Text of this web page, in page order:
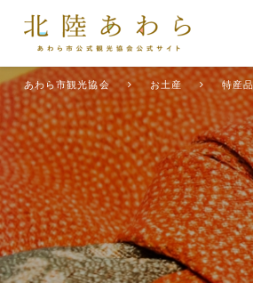
あわら市観光協会 お土産 特産